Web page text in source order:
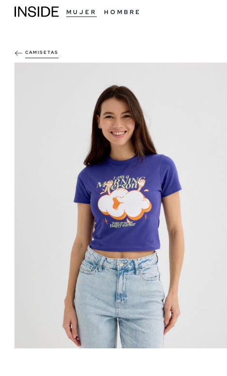
MUJER HOMBRE
CAMISETAS